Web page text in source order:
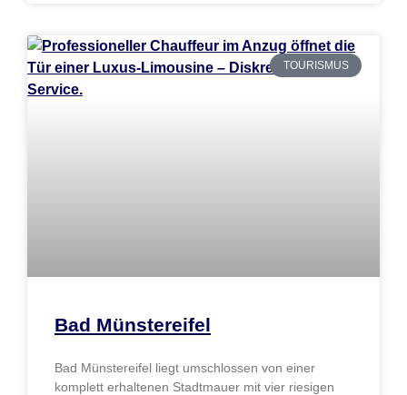
TOURISMUS
Bad Münstereifel
Bad Münstereifel liegt umschlossen von einer
komplett erhaltenen Stadtmauer mit vier riesigen